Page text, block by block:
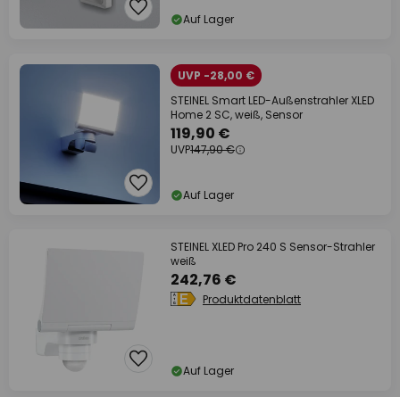
Auf Lager
UVP -28,00 €
STEINEL Smart LED-Außenstrahler XLED
Home 2 SC, weiß, Sensor
119,90 €
UVP147,90 €
Auf Lager
STEINEL XLED Pro 240 S Sensor-Strahler
weiß
242,76 €
Produktdatenblatt
Auf Lager